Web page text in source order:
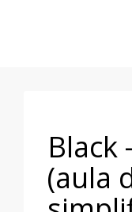
Black
(aula